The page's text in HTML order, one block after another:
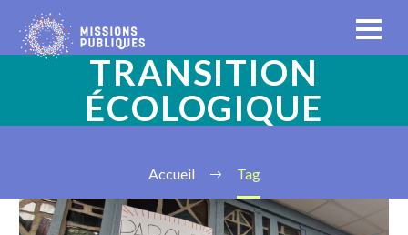
TRANSITION
ÉCOLOGIQUE
Accueil Tag